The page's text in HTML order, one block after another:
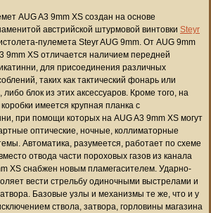
AUG A3 9mm XS создан на основе
австрийской штурмовой винтовки Steyr
пулемета Steyr AUG 9mm. От AUG 9mm
9mm XS отличается наличием передней
для присоединения различных
таких как тактический фонарь или
блок из этих аксессуаров. Кроме того, на
имеется крупная планка с
при помощи которых на AUG A3 9mm XS могут
оптические, ночные, коллиматорные
Автоматика, разумеется, работает по схеме
отвода части пороховых газов из канала
XS снабжен новым пламегасителем. Ударно-
вести стрельбу одиночными выстрелами и
Базовые узлы и механизмы те же, что и у
ствола, затвора, горловины магазина